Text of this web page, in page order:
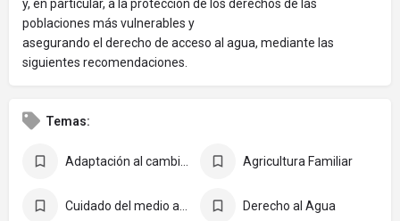
y, en particular, a la protección de los derechos de las
poblaciones más vulnerables y
asegurando el derecho de acceso al agua, mediante las
siguientes recomendaciones.
Temas:
Agricultura Familiar
Derecho al Agua